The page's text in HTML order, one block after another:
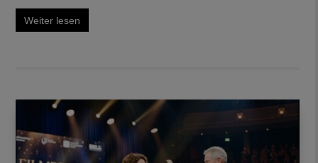
Weiter lesen